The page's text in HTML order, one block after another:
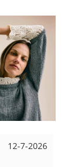
12-7-2026